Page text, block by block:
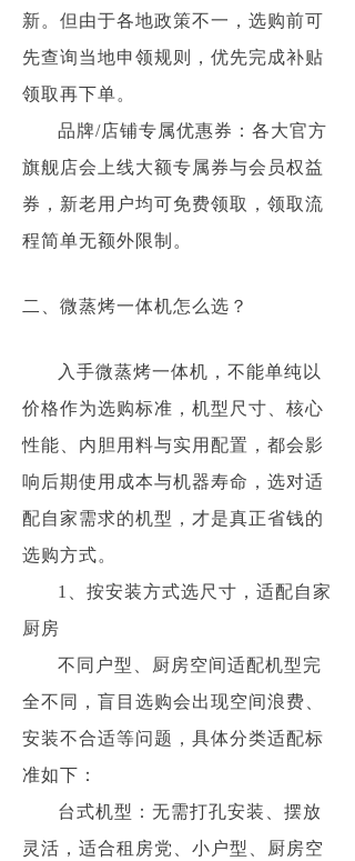
新。但由于各地政策不一，选购前可
先查询当地申领规则，优先完成补贴
领取再下单。
品牌/店铺专属优惠券：各大官方
旗舰店会上线大额专属券与会员权益
券，新老用户均可免费领取，领取流
程简单无额外限制。
二、微蒸烤一体机怎么选？
入手微蒸烤一体机，不能单纯以
价格作为选购标准，机型尺寸、核心
性能、内胆用料与实用配置，都会影
响后期使用成本与机器寿命，选对适
配自家需求的机型，才是真正省钱的
选购方式。
1、按安装方式选尺寸，适配自家
厨房
不同户型、厨房空间适配机型完
全不同，盲目选购会出现空间浪费、
安装不合适等问题，具体分类适配标
准如下：
台式机型：无需打孔安装、摆放
灵活，适合租房党、小户型、厨房空